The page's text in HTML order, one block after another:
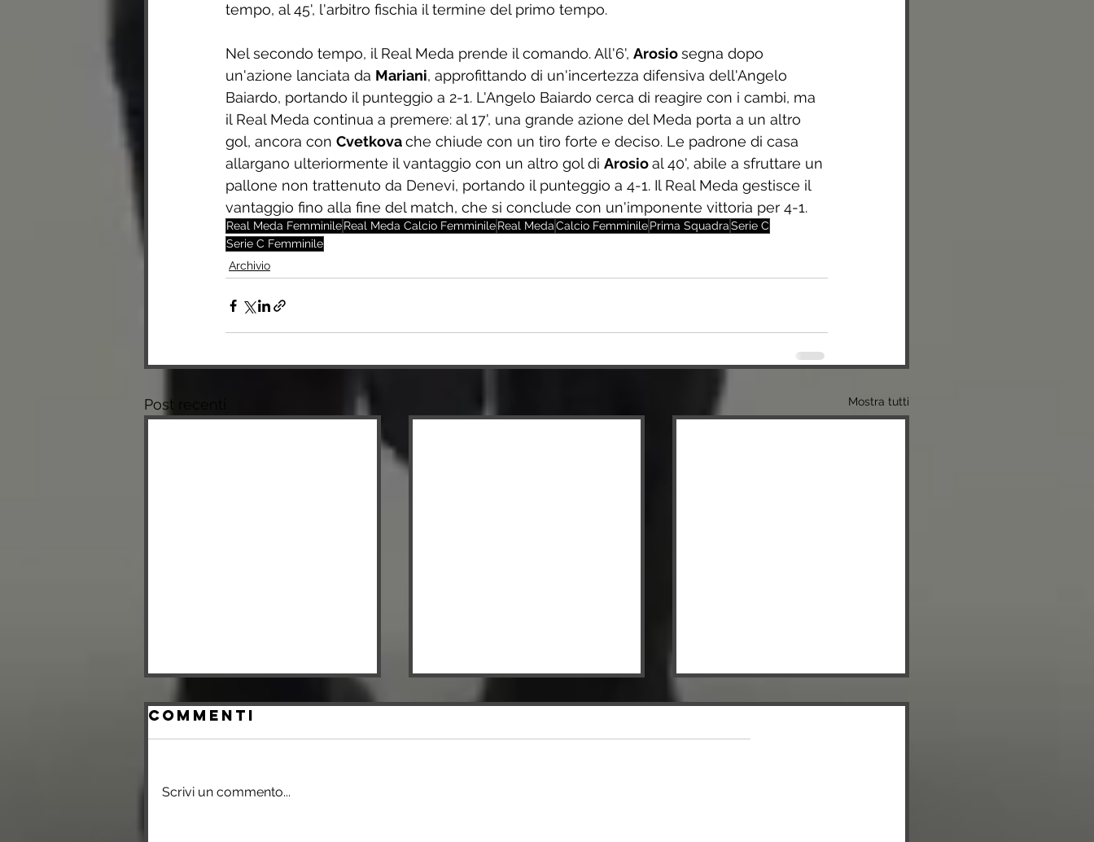
tempo, al 45', l'arbitro fischia il termine del primo tempo.
Nel secondo tempo, il Real Meda prende il comando. All'6', Arosio segna dopo
un'azione lanciata da Mariani, approfittando di un'incertezza difensiva dell'Angelo
Baiardo, portando il punteggio a 2-1. L'Angelo Baiardo cerca di reagire con i cambi, ma
il Real Meda continua a premere: al 17', una grande azione del Meda porta a un altro
gol, ancora con Cvetkova che chiude con un tiro forte e deciso. Le padrone di casa
allargano ulteriormente il vantaggio con un altro gol di Arosio al 40', abile a sfruttare un
pallone non trattenuto da Denevi, portando il punteggio a 4-1. Il Real Meda gestisce il
vantaggio fino alla fine del match, che si conclude con un'imponente vittoria per 4-1.
Real Meda FemminileReal Meda Calcio FemminileReal MedaCalcio FemminilePrima SquadraSerie C
Serie C Femminile
Archivio
Post recenti Mostra tutti
Commenti
Scrivi un commento...